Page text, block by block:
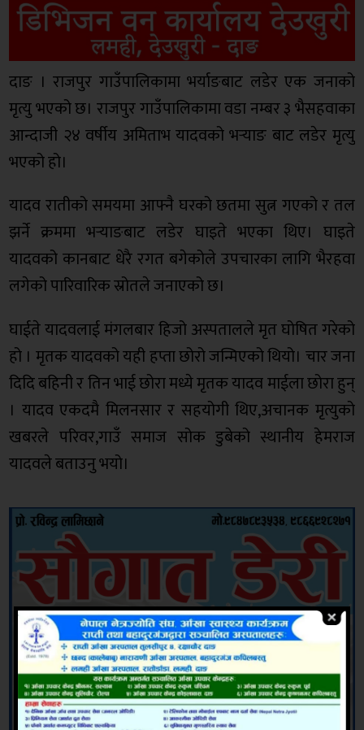
दाङ । राजपुर गाउँपालिकामा भर्याङबाट लडेर एक जनाको
मृत्यु भएको छ। राजपुर गाउँपालिकामा वडा नम्बर ३ भैसहवाका
आन्दाजी २४ वर्षीय अमिताभ यादवको भर्‍याङ बाट लडेर मृत्यु
भएको हो।
यादव रातीको समयमा आफ्नै घरको छतमा सुत्न गएको र तल
झर्ने क्रममा भर्‍याङबाट लडेर घाइते भएका थिए। घाइते
यादवको कानबाट धेरै रगत बगेकोले उपचारका लागि भैरहवा
लगेको पारिवारिक स्रोतले जनाएको छ।
घाईते यादवलाई मंगलबार हिजो अस्पतालले मृत घोषित गरेको
हो । मृतक यादवको यही हप्ता छोरो जन्मिएको थियो। चार जना
दिदि बहिनी र तिन भाई छोरा मध्ये मृतक यादव माईला छोरा हुन्
। यादव एकदमै मिलनसार र सहयोगी थिए,अचानक मृत्युको
खबरले परिवर,गाउँ समाज सोक डुबेको स्थानीय हेमराज
यादवले बताउनु भयो।